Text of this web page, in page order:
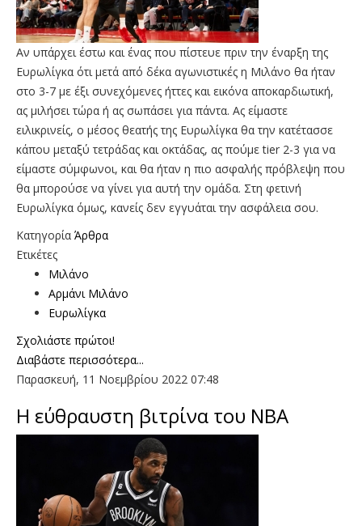
Αν υπάρχει έστω και ένας που πίστευε πριν την έναρξη της
Ευρωλίγκα ότι μετά από δέκα αγωνιστικές η Μιλάνο θα ήταν
στο 3-7 με έξι συνεχόμενες ήττες και εικόνα αποκαρδιωτική,
ας μιλήσει τώρα ή ας σωπάσει για πάντα. Ας είμαστε
ειλικρινείς, ο μέσος θεατής της Ευρωλίγκα θα την κατέτασσε
κάπου μεταξύ τετράδας και οκτάδας, ας πούμε tier 2-3 για να
είμαστε σύμφωνοι, και θα ήταν η πιο ασφαλής πρόβλεψη που
θα μπορούσε να γίνει για αυτή την ομάδα. Στη φετινή
Ευρωλίγκα όμως, κανείς δεν εγγυάται την ασφάλεια σου.
Κατηγορία Άρθρα
Ετικέτες
Μιλάνο
Αρμάνι Μιλάνο
Ευρωλίγκα
Σχολιάστε πρώτοι!
Διαβάστε περισσότερα...
Παρασκευή, 11 Νοεμβρίου 2022 07:48
Η εύθραυστη βιτρίνα του ΝΒΑ